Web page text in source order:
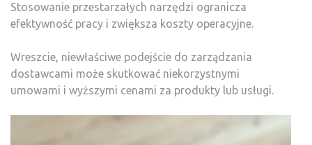
Stosowanie przestarzałych narzędzi ogranicza
efektywność pracy i zwiększa koszty operacyjne.
Wreszcie, niewłaściwe podejście do zarządzania
dostawcami może skutkować niekorzystnymi
umowami i wyższymi cenami za produkty lub usługi.